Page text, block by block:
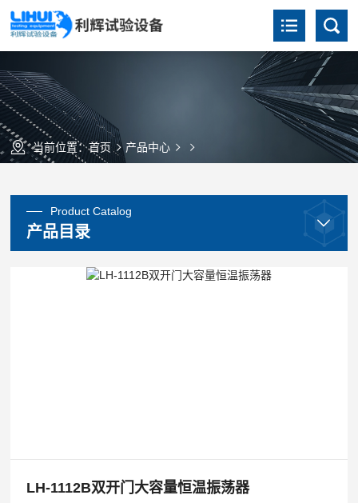
当前位置：首页 产品中心
Product Catalog
产品目录
LH-1112B双开门大容量恒温振荡器